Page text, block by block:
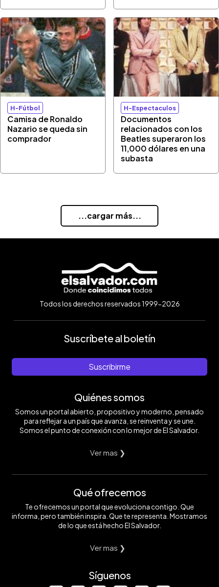
H-Fútbol
Camisa de Ronaldo
Nazario se queda sin
comprador
H-Espectaculos
Documentos
relacionados con los
Beatles superaron los
11,000 dólares en una
subasta
...cargar más...
Todos los derechos reservados 1999-2026
Suscríbete al boletín
Suscribirme
Quiénes somos
Somos un portal abierto, propositivo y moderno, pensado
para reflejar a un país que avanza, se reinventa y se une.
Somos el punto de conexión con lo mejor de El Salvador.
Ver mas ❯
Qué ofrecemos
Te ofrecemos un portal que evoluciona contigo. Que
informa, pero también inspira. Que te representa. Mostramos
de lo que está hecho El Salvador.
Ver mas ❯
Síguenos